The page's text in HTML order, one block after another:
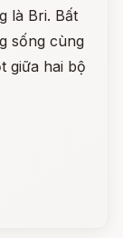
là Bri. Bất
sống cùng
giữa hai bộ